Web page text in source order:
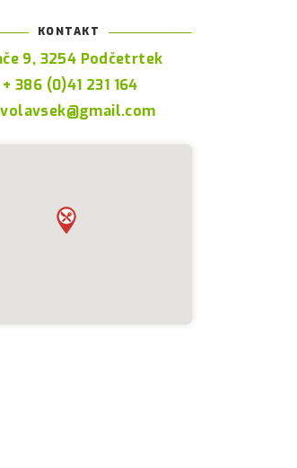
KONTAKT
9, 3254 Podčetrtek
+ 386 (0)41 231 164